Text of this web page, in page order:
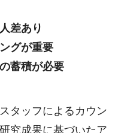
差あり
グが重要
蓄積が必要
タッフによるカウン
究成果に基づいたア